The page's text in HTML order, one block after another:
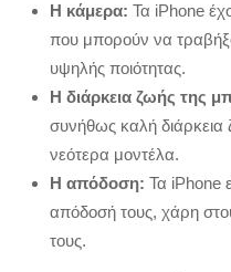
Η κάμερα: Τα iPhone
που μπορούν να
υψηλής ποιότητας.
Η διάρκεια ζωής της
συνήθως καλή διάρκεια
νεότερα μοντέλα.
Η απόδοση: Τα iPhone
απόδοσή τους, χάρη
τους.